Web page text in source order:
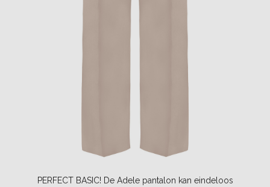
PERFECT BASIC! De Adele pantalon kan eindeloos